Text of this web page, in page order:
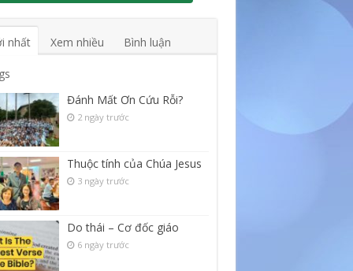
nhất Xem nhiều Bình luận
Đánh Mất Ơn Cứu Rỗi?
2 ngày trước
Thuộc tính của Chúa Jesus
3 ngày trước
Do thái – Cơ đốc giáo
6 ngày trước